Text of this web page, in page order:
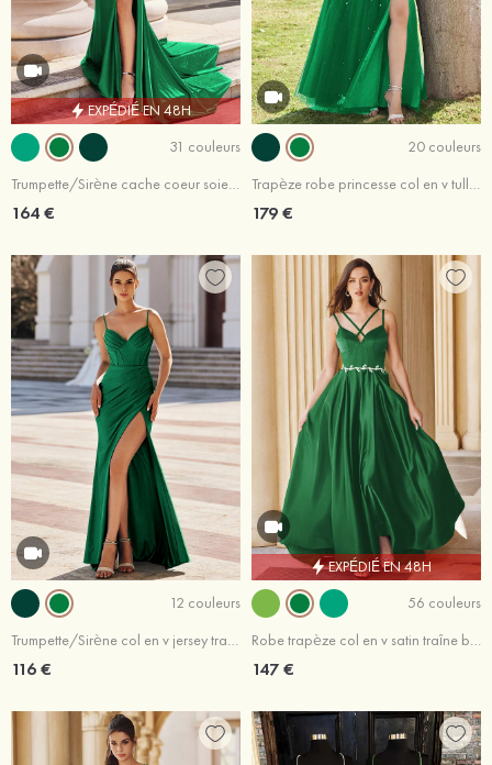
EXPÉDIÉ EN 48H
31 couleurs
Trumpette/Sirène cache coeur soie comme du satin traîne cour robe de bal
164 €
20 couleurs
Trapèze robe princesse col en v tulle ras du sol robe de bal
179 €
12 couleurs
Trumpette/Sirène col en v jersey traîne balayage robe de bal
116 €
EXPÉDIÉ EN 48H
56 couleurs
Robe trapèze col en v satin traîne balayage robe de bal
147 €